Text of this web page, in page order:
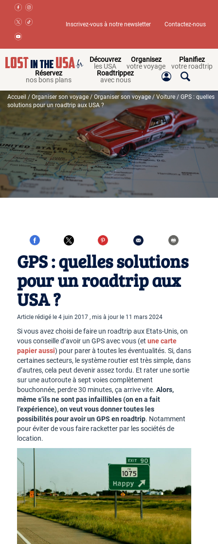
Inscrivez-vous à notre newsletter Contactez-nous
Découvrez
les USA
Organisez
votre voyage
Planifiez
votre roadtrip
Réservez
nos bons plans
Roadtrippez
avec nous
Accueil / Organiser son voyage / Organiser son voyage/Voiture / GPS : quelles
solutions pour un roadtrip aux USA ?
GPS : quelles solutions
pour un roadtrip aux
USA ?
Article rédigé le 4 juin 2017 , mis à jour le 11 mars 2024
Si vous avez choisi de faire un roadtrip aux Etats-Unis, on
vous conseille d’avoir un GPS avec vous (et une carte
papier aussi) pour parer à toutes les éventualités. Si, dans
certaines secteurs, le système routier est très simple, dans
d’autres, cela peut devenir assez tordu. Et rater une sortie
sur une autoroute à sept voies complètement
bouchonnée, perdre 30 minutes, ça arrive vite. Alors,
même s’ils ne sont pas infaillibles (on en a fait
l’expérience), on veut vous donner toutes les
possibilités pour avoir un GPS en roadtrip. Notamment
pour éviter de vous faire racketter par les sociétés de
location.